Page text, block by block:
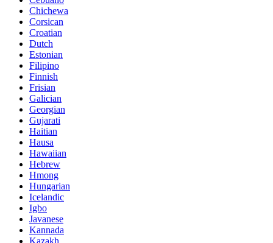
Chichewa
Corsican
Croatian
Dutch
Estonian
Filipino
Finnish
Frisian
Galician
Georgian
Gujarati
Haitian
Hausa
Hawaiian
Hebrew
Hmong
Hungarian
Icelandic
Igbo
Javanese
Kannada
Kazakh